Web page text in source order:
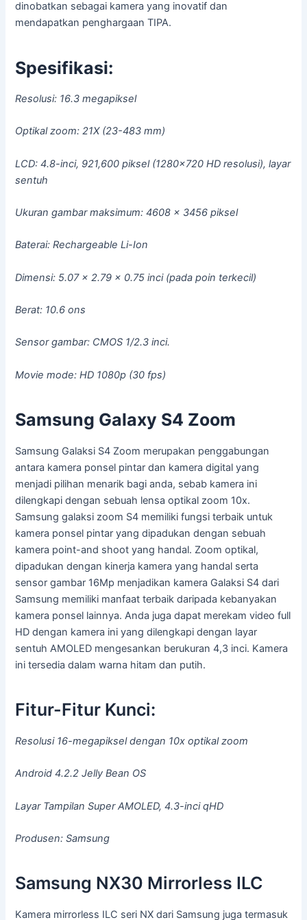
dinobatkan sebagai kamera yang inovatif dan
mendapatkan penghargaan TIPA.
Spesifikasi:
Resolusi: 16.3 megapiksel
Optikal zoom: 21X (23-483 mm)
LCD: 4.8-inci, 921,600 piksel (1280×720 HD resolusi), layar
sentuh
Ukuran gambar maksimum: 4608 x 3456 piksel
Baterai: Rechargeable Li-Ion
Dimensi: 5.07 x 2.79 x 0.75 inci (pada poin terkecil)
Berat: 10.6 ons
Sensor gambar: CMOS 1/2.3 inci.
Movie mode: HD 1080p (30 fps)
Samsung Galaxy S4 Zoom
Samsung Galaksi S4 Zoom merupakan penggabungan
antara kamera ponsel pintar dan kamera digital yang
menjadi pilihan menarik bagi anda, sebab kamera ini
dilengkapi dengan sebuah lensa optikal zoom 10x.
Samsung galaksi zoom S4 memiliki fungsi terbaik untuk
kamera ponsel pintar yang dipadukan dengan sebuah
kamera point-and shoot yang handal. Zoom optikal,
dipadukan dengan kinerja kamera yang handal serta
sensor gambar 16Mp menjadikan kamera Galaksi S4 dari
Samsung memiliki manfaat terbaik daripada kebanyakan
kamera ponsel lainnya. Anda juga dapat merekam video full
HD dengan kamera ini yang dilengkapi dengan layar
sentuh AMOLED mengesankan berukuran 4,3 inci. Kamera
ini tersedia dalam warna hitam dan putih.
Fitur-Fitur Kunci:
Resolusi 16-megapiksel dengan 10x optikal zoom
Android 4.2.2 Jelly Bean OS
Layar Tampilan Super AMOLED, 4.3-inci qHD
Produsen: Samsung
Samsung NX30 Mirrorless ILC
Kamera mirrorless ILC seri NX dari Samsung juga termasuk